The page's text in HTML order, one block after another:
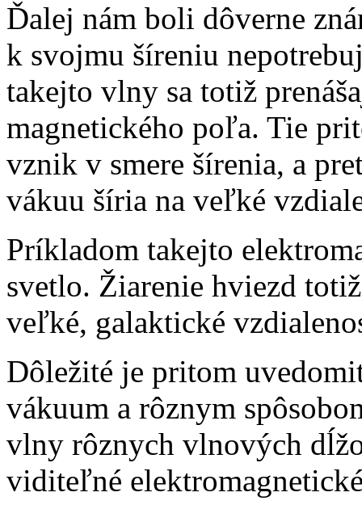
Ďalej nám boli dôverne
k svojmu šíreniu
takejto vlny sa totiž
magnetického poľa. Tie
vznik v smere šírenia, a
vákuu šíria na veľké
Príkladom takejto
svetlo. Žiarenie hviezd
veľké, galaktické
Dôležité je pritom
vákuum a rôznym
vlny rôznych vlnových
viditeľné